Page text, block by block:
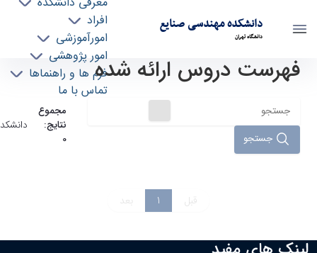
دانشکده مهندسی صنایع
دانشگاه تهران
افراد
امورآموزشی
امور پژوهشی
فرم ها و راهنماها
تماس با ما
دروس ارائه شده - indeng- دانشکده مهندسی
صنایع
فهرست دروس ارائه شده
جستجو
مجموع
نتایج:
0
قبل 1 بعد